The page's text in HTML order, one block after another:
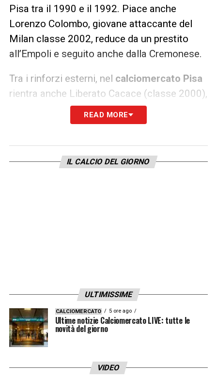
Pisa tra il 1990 e il 1992. Piace anche
Lorenzo Colombo, giovane attaccante del
Milan classe 2002, reduce da un prestito
all’Empoli e seguito anche dalla Cremonese.
Tra i rinforzi esterni, nel calciomercato Pisa
rientra anche Liberato Cacace (classe 2000),
nazionale neozelandese dell’Empoli seguito
Cagliari. Sulle fasce interessa
Napoli ma reduce da una buona stagione in
prestito al Venezia. I toscani guardano
importanti.
LA PLAYLIST DELLE NOSTRE TOP NEWS
READ MORE
IL CALCIO DEL GIORNO
ULTIMISSIME
CALCIOMERCATO 5 ore ago
Ultime notizie Calciomercato LIVE: tutte le
novità del giorno
VIDEO